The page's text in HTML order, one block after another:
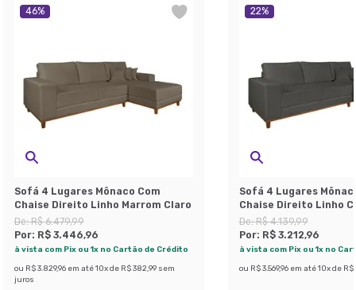
46%
Sofá 4 Lugares Mônaco Com
Chaise Direito Linho Marrom Claro
De:R$ 6.479,99
Por: R$ 3.446,96
à vista com Pix ou 1x no Cartão de Crédito
ou R$ 3.829,96 em até 10x de R$ 382,99 sem
juros
22%
Sofá 4 Lugares
Chaise Direito Linho
De:R$ 4.139,99
Por: R$ 3.212,96
à vista com Pix ou 1x no
ou R$ 3.569,96 em até 10x de R$